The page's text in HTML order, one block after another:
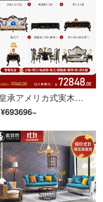
皇承アメリカ式実木本革ソファー客間セットスイートルームヨーロッパ式豪華レストラン全室多件セット中小型客間十七セット【Dスイート】
¥693696~